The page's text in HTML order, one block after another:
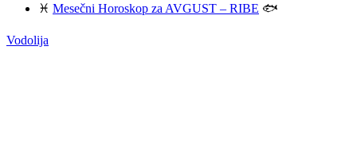
♓ Mesečni Horoskop za AVGUST – RIBE 🐟
Vodolija